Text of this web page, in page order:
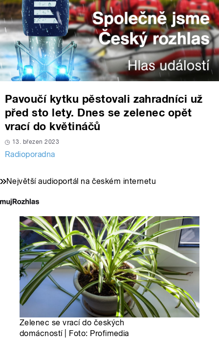
Pavoučí kytku pěstovali zahradníci už
před sto lety. Dnes se zelenec opět
vrací do květináčů
13. březen 2023
Radioporadna
Největší audioportál na českém internetu
Zelenec se vrací do českých
domácností | Foto: Profimedia